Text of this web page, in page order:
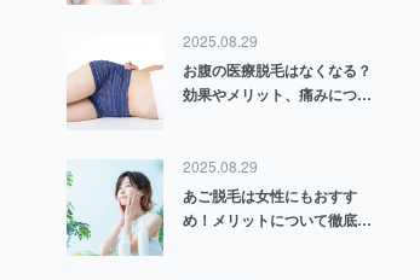
2025.08.29
お腹の医療脱毛はなくなる？
効果やメリット、痛みについ
2025.08.29
あご脱毛は女性にもおすす
め！メリットについて徹底解